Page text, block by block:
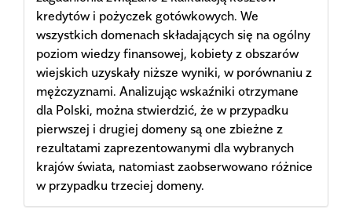
kredytów i pożyczek gotówkowych. We
wszystkich domenach składających się na ogólny
poziom wiedzy finansowej, kobiety z obszarów
wiejskich uzyskały niższe wyniki, w porównaniu z
mężczyznami. Analizując wskaźniki otrzymane
dla Polski, można stwierdzić, że w przypadku
pierwszej i drugiej domeny są one zbieżne z
rezultatami zaprezentowanymi dla wybranych
krajów świata, natomiast zaobserwowano różnice
w przypadku trzeciej domeny.